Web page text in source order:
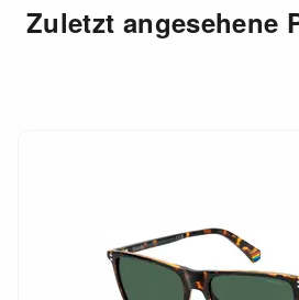
Zuletzt angesehene